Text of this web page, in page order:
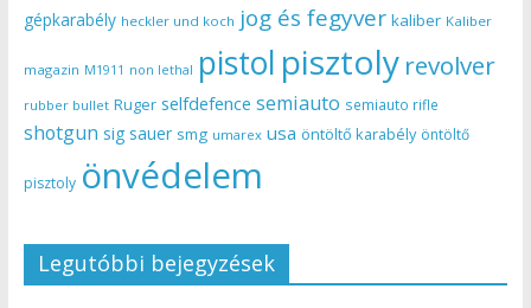
gépkarabély heckler und koch jog és fegyver kaliber Kaliber
magazin M1911 non lethal pistol pisztoly revolver
rubber bullet Ruger selfdefence semiauto semiauto rifle
shotgun sig sauer smg umarex usa öntöltő karabély öntöltő
pisztoly önvédelem
Legutóbbi bejegyzések